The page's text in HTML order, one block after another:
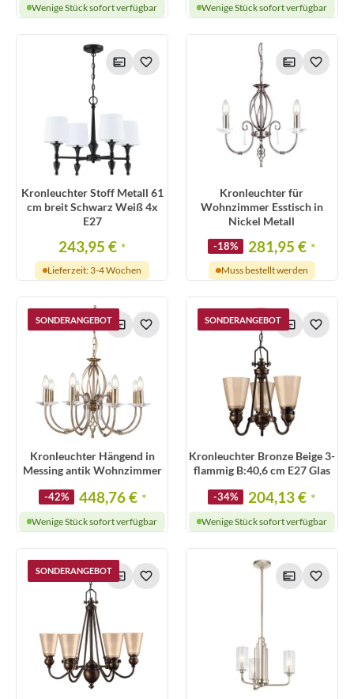
Wenige Stück sofort verfügbar Wenige Stück sofort verfügbar
Kronleuchter Stoff Metall 61
cm breit Schwarz Weiß 4x
E27
243,95 € *
Lieferzeit: 3-4 Wochen
Kronleuchter für
Wohnzimmer Esstisch in
Nickel Metall
-18% 281,95 € *
Muss bestellt werden
SONDERANGEBOT
Kronleuchter Hängend in
Messing antik Wohnzimmer
-42% 448,76 € *
Wenige Stück sofort verfügbar
SONDERANGEBOT
Kronleuchter Bronze Beige 3-
flammig B:40,6 cm E27 Glas
-34% 204,13 € *
Wenige Stück sofort verfügbar
SONDERANGEBOT